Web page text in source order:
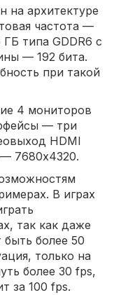
на архитектуре
частота —
типа GDDR6 с
— 192 бита.
при такой
4 мониторов
— три
HDMI
7680x4320.
В играх
так как даже
более 50
только на
более 30 fps,
за 100 fps.